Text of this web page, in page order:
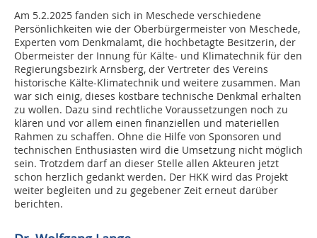
Am 5.2.2025 fanden sich in Meschede verschiedene
Persönlichkeiten wie der Oberbürgermeister von Meschede,
Experten vom Denkmalamt, die hochbetagte Besitzerin, der
Obermeister der Innung für Kälte- und Klimatechnik für den
Regierungsbezirk Arnsberg, der Vertreter des Vereins
historische Kälte-Klimatechnik und weitere zusammen. Man
war sich einig, dieses kostbare technische Denkmal erhalten
zu wollen. Dazu sind rechtliche Voraussetzungen noch zu
klären und vor allem einen finanziellen und materiellen
Rahmen zu schaffen. Ohne die Hilfe von Sponsoren und
technischen Enthusiasten wird die Umsetzung nicht möglich
sein. Trotzdem darf an dieser Stelle allen Akteuren jetzt
schon herzlich gedankt werden. Der HKK wird das Projekt
weiter begleiten und zu gegebener Zeit erneut darüber
berichten.